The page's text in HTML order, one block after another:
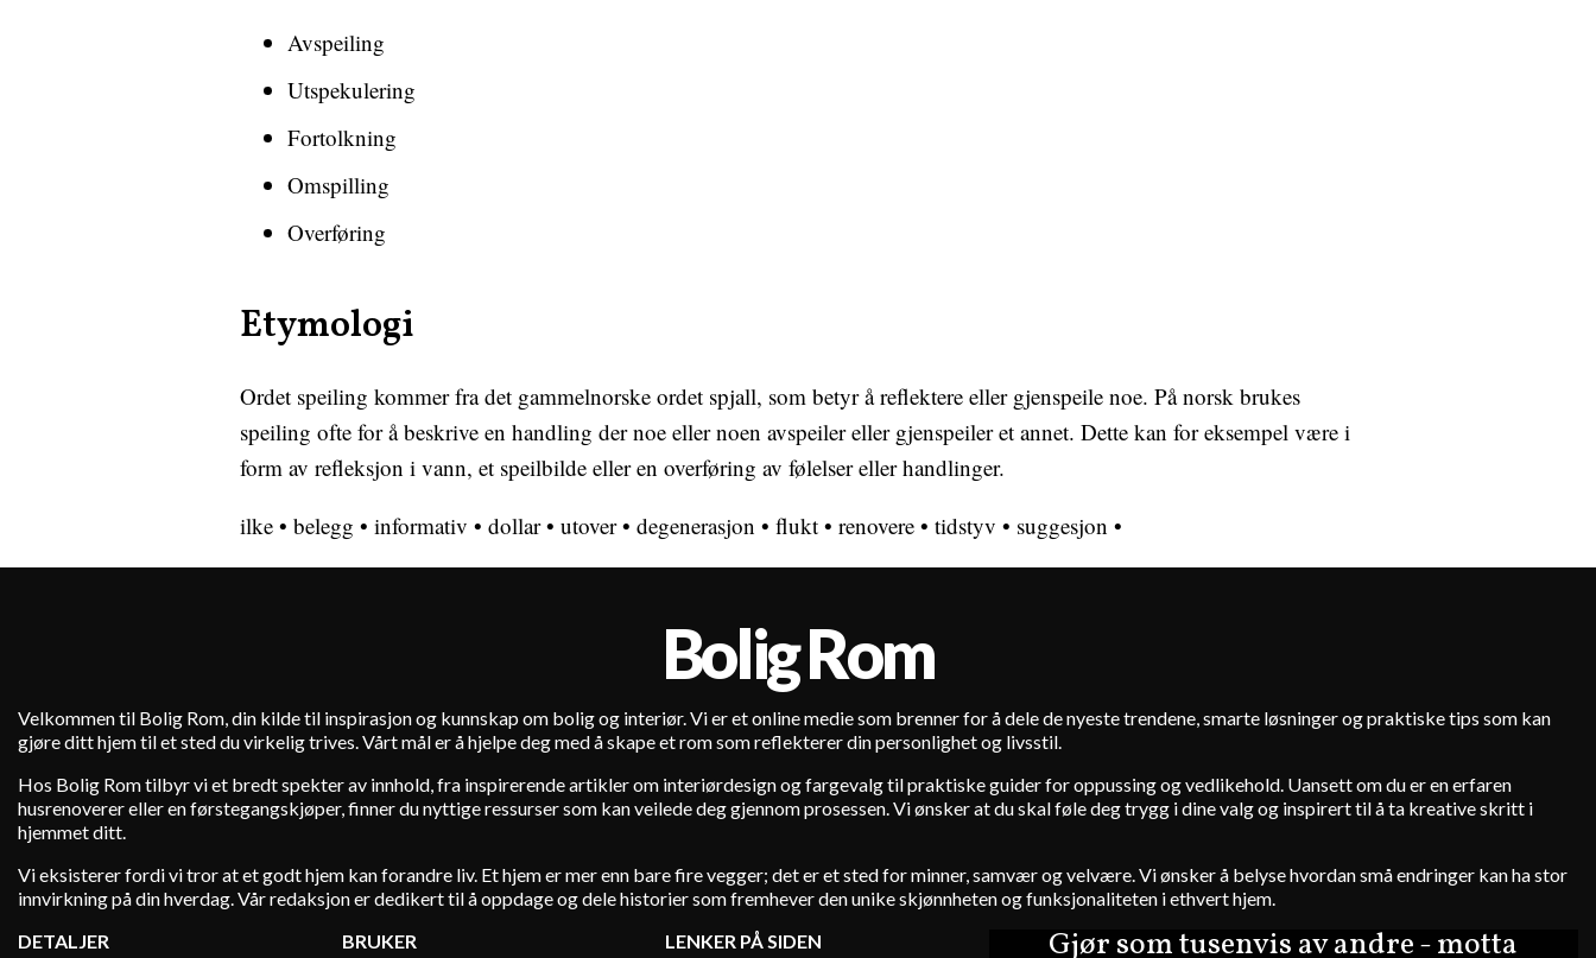
Avspeiling
Utspekulering
Fortolkning
Omspilling
Overføring
Etymologi
Ordet speiling kommer fra det gammelnorske ordet spjall, som betyr å reflektere eller gjenspeile noe. På norsk brukes
speiling ofte for å beskrive en handling der noe eller noen avspeiler eller gjenspeiler et annet. Dette kan for eksempel være i
form av refleksjon i vann, et speilbilde eller en overføring av følelser eller handlinger.
ilke • belegg • informativ • dollar• utover• degenerasjon • flukt • renovere • tidstyv • suggesjon •
Gjør som tusenvis av andre - motta
Bolig Rom
Velkommen til Bolig Rom, din kilde til inspirasjon og kunnskap om bolig og interiør. Vi er et online medie som brenner for å dele de nyeste trendene, smarte løsninger og praktiske tips som kan
gjøre ditt hjem til et sted du virkelig trives. Vårt mål er å hjelpe deg med å skape et rom som reflekterer din personlighet og livsstil.
Hos Bolig Rom tilbyr vi et bredt spekter av innhold, fra inspirerende artikler om interiørdesign og fargevalg til praktiske guider for oppussing og vedlikehold. Uansett om du er en erfaren
husrenoverer eller en førstegangskjøper, finner du nyttige ressurser som kan veilede deg gjennom prosessen. Vi ønsker at du skal føle deg trygg i dine valg og inspirert til å ta kreative skritt i
hjemmet ditt.
Vi eksisterer fordi vi tror at et godt hjem kan forandre liv. Et hjem er mer enn bare fire vegger; det er et sted for minner, samvær og velvære. Vi ønsker å belyse hvordan små endringer kan ha stor
innvirkning på din hverdag. Vår redaksjon er dedikert til å oppdage og dele historier som fremhever den unike skjønnheten og funksjonaliteten i ethvert hjem.
DETALJER
BRUKER LENKER PÅ SIDEN